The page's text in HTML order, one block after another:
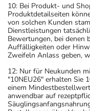
10: Bei Produkt- und
Produktdetailseiten
von solchen Kunden
Dienstleistungen
Bewertungen, bei denen
Auffälligkeiten oder
Zweifeln Anlass geben,
12: Nur für Neukunden
"10NEU26" erhalten Sie
einem
anwendbar auf